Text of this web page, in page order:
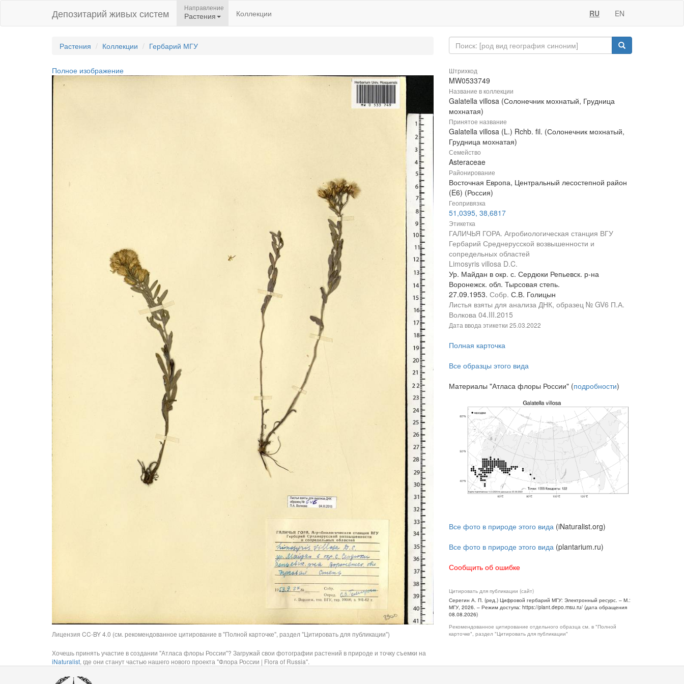
Депозитарий живых систем Направление
Растения Коллекции RU EN
Растения Коллекции Гербарий МГУ
Полное изображение
Лицензия CC-BY 4.0 (см. рекомендованное цитирование в "Полной карточке", раздел "Цитировать для публикации")
Хочешь принять участие в создании "Атласа флоры России"? Загружай свои фотографии растений в природе и точку съемки на
iNaturalist, где они станут частью нашего нового проекта "Флора России | Flora of Russia".
Штрихкод
MW0533749
Название в коллекции
Galatella villosa (Солонечник мохнатый, Грудница
мохнатая)
Принятое название
Galatella villosa (L.) Rchb. fil. (Солонечник мохнатый,
Грудница мохнатая)
Семейство
Asteraceae
Районирование
Восточная Европа, Центральный лесостепной район
(E6) (Россия)
Геопривязка
51,0395, 38,6817
Этикетка
ГАЛИЧЬЯ ГОРА. Агробиологическая станция ВГУ
Гербарий Среднерусской возвышенности и
сопредельных областей
Limosyris villosa D.C.
Ур. Майдан в окр. с. Сердюки Репьевск. р-на
Воронежск. обл. Тырсовая степь.
27.09.1953. Собр. С.В. Голицын
Листья взяты для анализа ДНК, образец № GV6 П.А.
Волкова 04.III.2015
Дата ввода этикетки 25.03.2022
Полная карточка
Все образцы этого вида
Материалы "Атласа флоры России" (подробности)
Все фото в природе этого вида (iNaturalist.org)
Все фото в природе этого вида (plantarium.ru)
Сообщить об ошибке
Цитировать для публикации (сайт)
Серегин А. П. (ред.) Цифровой гербарий МГУ: Электронный ресурс. – М.:
МГУ, 2026. – Режим доступа: https://plant.depo.msu.ru/ (дата обращения
08.08.2026)
Рекомендованное цитирование отдельного образца см. в "Полной
карточке", раздел "Цитировать для публикации"